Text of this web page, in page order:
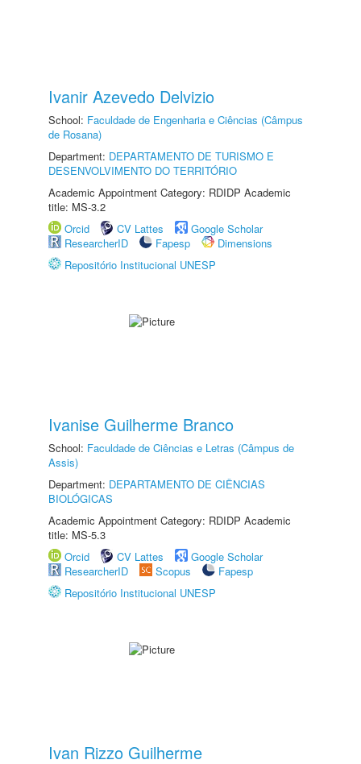
Ivanir Azevedo Delvizio
School: Faculdade de Engenharia e Ciências (Câmpus
de Rosana)
Department: DEPARTAMENTO DE TURISMO E
DESENVOLVIMENTO DO TERRITÓRIO
Academic Appointment Category: RDIDP Academic
title: MS-3.2
Orcid
CV Lattes
Google Scholar
ResearcherID
Fapesp
Dimensions
Repositório Institucional UNESP
Ivanise Guilherme Branco
School: Faculdade de Ciências e Letras (Câmpus de
Assis)
Department: DEPARTAMENTO DE CIÊNCIAS
BIOLÓGICAS
Academic Appointment Category: RDIDP Academic
title: MS-5.3
Orcid
CV Lattes
Google Scholar
ResearcherID
Scopus
Fapesp
Repositório Institucional UNESP
Ivan Rizzo Guilherme